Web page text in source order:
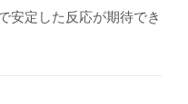
安定した反応が期待でき